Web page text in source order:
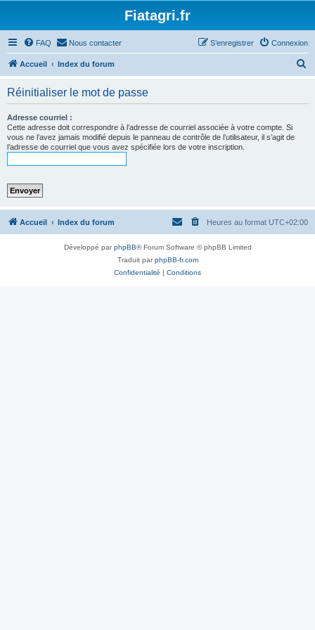
Fiatagri.fr
FAQ Nous contacter Connexion
S’enregistrer
Accueil Index du forum
Réinitialiser le mot de passe
Adresse courriel :
Cette adresse doit correspondre à l’adresse de courriel associée à votre compte. Si
vous ne l’avez jamais modifié depuis le panneau de contrôle de l’utilisateur, il s’agit de
l’adresse de courriel que vous avez spécifiée lors de votre inscription.
Accueil Index du forum Heures au format UTC+02:00
Développé parphpBB® Forum Software © phpBB Limited
Traduit parphpBB-fr.com
Confidentialité | Conditions